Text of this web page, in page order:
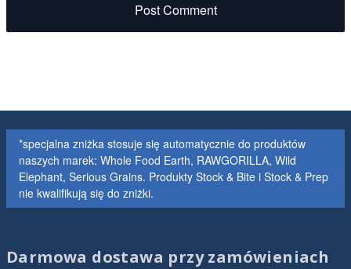
Post Comment
*specjalna zniżka stosuje się automatycznie do produktów
naszych marek: Whole Food Earth, RAWGORILLA, Wild
Elephant, Serious Grains. Produkty Stock & Bite i Stock & Prep
nie kwalifikują się do zniżki.
Darmowa dostawa przy zamówieniach